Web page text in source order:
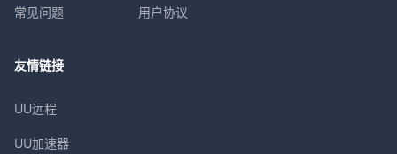
常见问题 用户协议
友情链接
UU远程
UU加速器